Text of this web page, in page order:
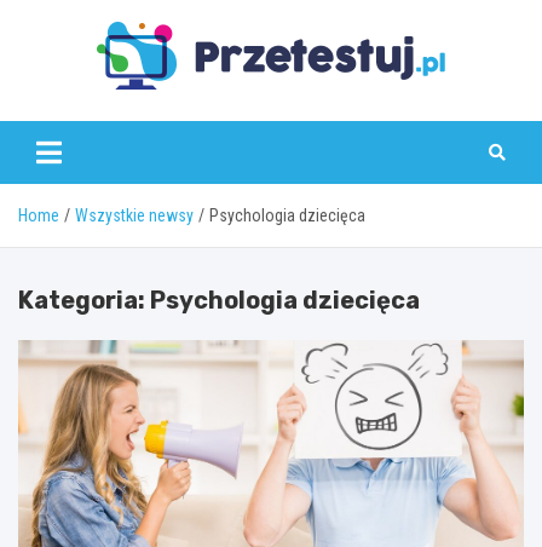
przetestuj.pl
Home Wszystkie newsy Psychologia dziecięca
Kategoria: Psychologia dziecięca